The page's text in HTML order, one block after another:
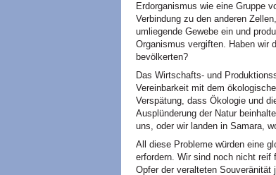
Erdorganismus wie eine Gruppe
Verbindung zu den anderen
umliegende Gewebe ein und
Organismus vergiften. Haben wir
bevölkerten?
Das Wirtschafts- und
Vereinbarkeit mit dem
Verspätung, dass Ökologie und
Ausplünderung der Natur
uns, oder wir landen in Samara,
All diese Probleme würden eine
erfordern. Wir sind noch nicht
Opfer der veralteten